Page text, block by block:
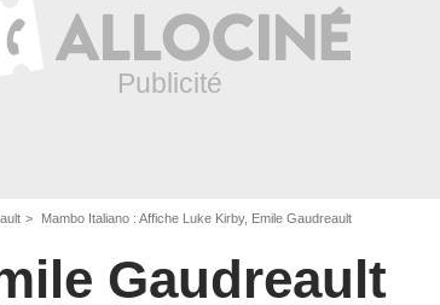
Mambo Italiano : Affiche Luke Kirby, Emile Gaudreault
Gaudreault